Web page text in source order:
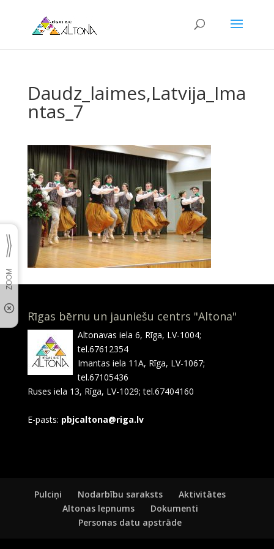
Daudz_laimes,Latvija_Ima
ntas_7
Rīgas bērnu un jauniešu centrs "Altona"
Altonavas iela 6, Rīga, LV-1004;
tel.67612354
Imantas iela 11A, Rīga, LV-1067;
tel.67105436
Ruses iela 13, Rīga, LV-1029; tel.67404160
E-pasts: pbjcaltona@riga.lv
Pulciņi Nodarbību saraksts
Aktivitātes
Altonas lepnums
Dokumenti
Personas datu apstrāde